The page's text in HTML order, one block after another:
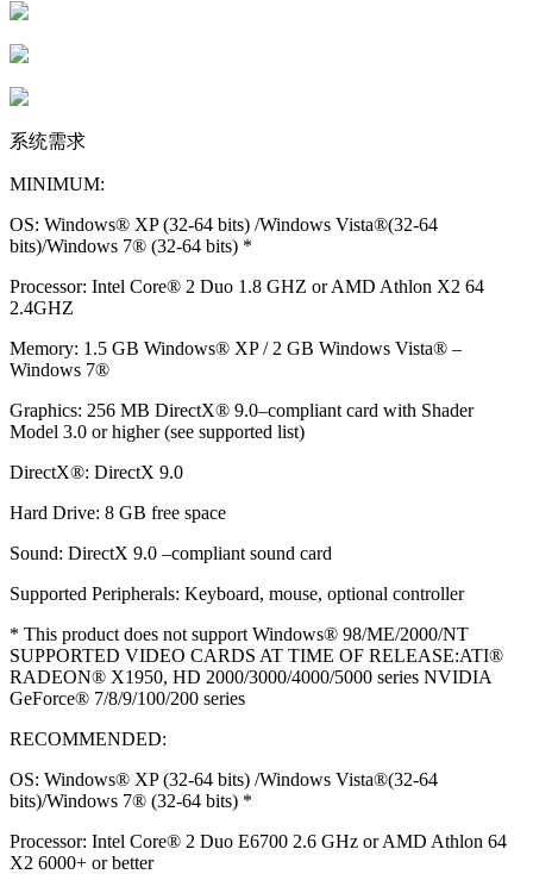
系统需求
MINIMUM:
OS: Windows® XP (32-64 bits) /Windows Vista®(32-64
bits)/Windows 7® (32-64 bits) *
Processor: Intel Core® 2 Duo 1.8 GHZ or AMD Athlon X2 64
2.4GHZ
Memory: 1.5 GB Windows® XP / 2 GB Windows Vista® –
Windows 7®
Graphics: 256 MB DirectX® 9.0–compliant card with Shader
Model 3.0 or higher (see supported list)
DirectX®: DirectX 9.0
Hard Drive: 8 GB free space
Sound: DirectX 9.0 –compliant sound card
Supported Peripherals: Keyboard, mouse, optional controller
* This product does not support Windows® 98/ME/2000/NT
SUPPORTED VIDEO CARDS AT TIME OF RELEASE:ATI®
RADEON® X1950, HD 2000/3000/4000/5000 series NVIDIA
GeForce® 7/8/9/100/200 series
RECOMMENDED:
OS: Windows® XP (32-64 bits) /Windows Vista®(32-64
bits)/Windows 7® (32-64 bits) *
Processor: Intel Core® 2 Duo E6700 2.6 GHz or AMD Athlon 64
X2 6000+ or better